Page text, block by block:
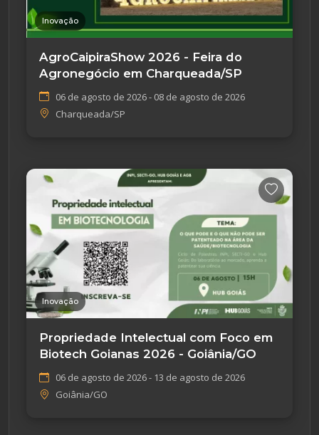
Inovação
AgroCaipiraShow 2026 - Feira do
Agronegócio em Charqueada/SP
06 de agosto de 2026 - 08 de agosto de 2026
Charqueada/SP
Inovação
Propriedade Intelectual com Foco em
Biotech Goianas 2026 - Goiânia/GO
06 de agosto de 2026 - 13 de agosto de 2026
Goiânia/GO